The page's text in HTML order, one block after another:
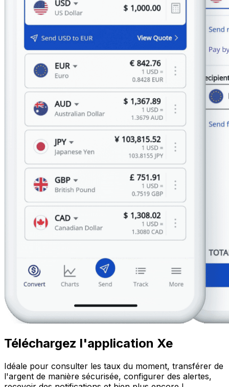
Téléchargez l'application Xe
Idéale pour consulter les taux du moment, transférer de
l'argent de manière sécurisée, configurer des alertes,